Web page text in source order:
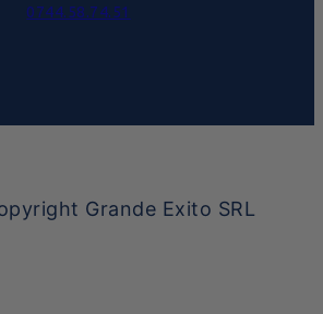
0744.58.74.51
Grande Exito SRL